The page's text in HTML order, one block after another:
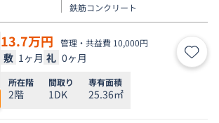
鉄筋コンクリート
13.7万円 管理・共益費 10,000円
敷 1ヶ月 礼 0ヶ月 お気
所在階
2階
間取り
1DK
専有面積
25.36㎡